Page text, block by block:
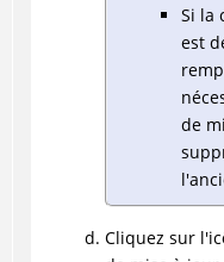
Si la
est
de
Cliquez sur